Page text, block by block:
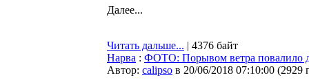
Далее...
Читать дальше... | 4376 байт
Нарва : ФОТО: Порывом ветра повалило
Автор: calipso в 20/06/2018 07:10:00 (2929